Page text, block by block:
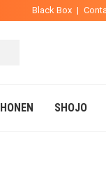
Black Box |
SHOJO